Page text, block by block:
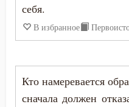
Злопамятство
Злорадство
Идолопоклонство
себя.
В избранное
Кто намеревается
сначала должен